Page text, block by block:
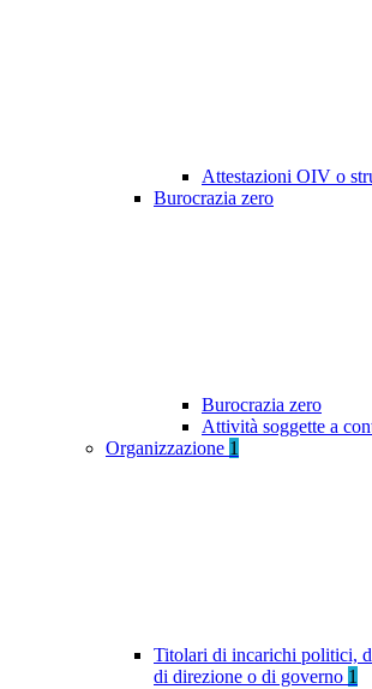
Attestazioni OIV o
Burocrazia zero
Burocrazia zero
Attività soggette a
Organizzazione 1
Titolari di incarichi politici,
di direzione o di governo 1